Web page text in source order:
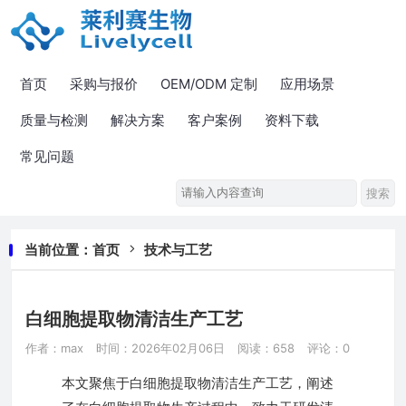
首页 采购与报价 OEM/ODM 定制 应用场景
质量与检测 解决方案 客户案例 资料下载
常见问题
当前位置： 首页 技术与工艺
白细胞提取物清洁生产工艺
作者：max 时间：2026年02月06日 阅读：658 评论：0
本文聚焦于白细胞提取物清洁生产工艺，阐述